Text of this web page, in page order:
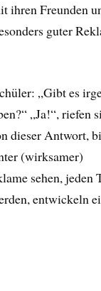
ihren Freunden
guter
„Gibt es
„Ja!“, riefen
dieser Antwort,
(wirksamer)
sehen, jeden
entwickeln